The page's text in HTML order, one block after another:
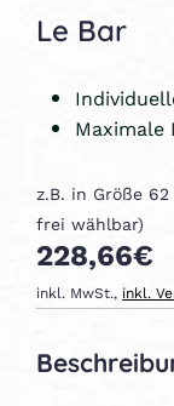
Le Bar
Maximale
z.B. in Größe
frei wählbar)
228,66€
inkl. MwSt., inkl.